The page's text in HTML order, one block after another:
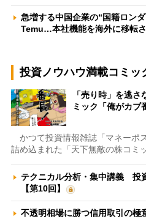
急増する中国企業の“国籍ロン
Temu…本社機能を海外に移転
投資ノウハウ満載コミッ
「売り時」を逃
ミック「俺がカブ
かつて投資情報雑誌「マネーポ
詰め込まれた「天下無敵の株コミ
テクニカル分析・集中講義 投
【第10回】
不透明相場に勝つ信用取引の